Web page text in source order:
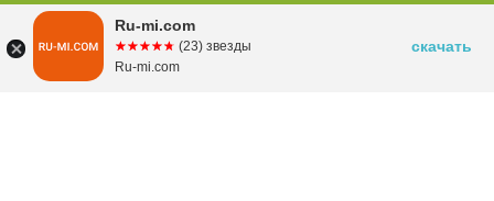
Ru-mi.com
☆☆☆☆☆
★★★★★ (23) звезды
Ru-mi.com
скачать